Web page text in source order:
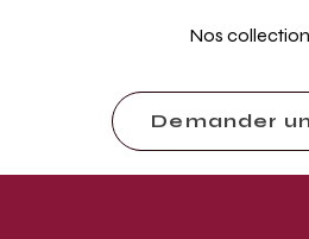
Nos
Demander